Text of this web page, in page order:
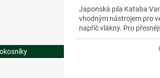
Japonská pila Kataba
vhodným nástrojem pro
napříč vlákny. Pro